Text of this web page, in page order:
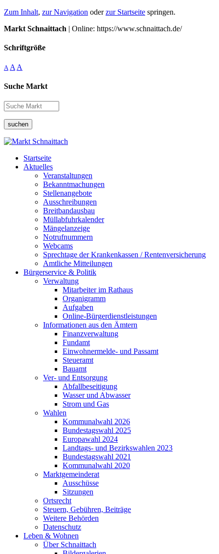
Zum Inhalt, zur Navigation oderzur Startseite springen.
Markt Schnaittach | Online: https://www.schnaittach.de/
Schriftgröße
A A A
Suche Markt
suchen
Startseite
Aktuelles
Veranstaltungen
Bekanntmachungen
Stellenangebote
Ausschreibungen
Breitbandausbau
Müllabfuhrkalender
Mängelanzeige
Notrufnummern
Webcams
Sprechtage der Krankenkassen / Rentenversicherung
Amtliche Mitteilungen
Bürgerservice & Politik
Verwaltung
Mitarbeiter im Rathaus
Organigramm
Aufgaben
Online-Bürgerdienstleistungen
Informationen aus den Ämtern
Finanzverwaltung
Fundamt
Einwohnermelde- und Passamt
Steueramt
Bauamt
Ver- und Entsorgung
Abfallbeseitigung
Wasser und Abwasser
Strom und Gas
Wahlen
Kommunalwahl 2026
Bundestagswahl 2025
Europawahl 2024
Landtags- und Bezirkswahlen 2023
Bundestagswahl 2021
Kommunalwahl 2020
Marktgemeinderat
Ausschüsse
Sitzungen
Ortsrecht
Steuern, Gebühren, Beiträge
Weitere Behörden
Datenschutz
Leben & Wohnen
Über Schnaittach